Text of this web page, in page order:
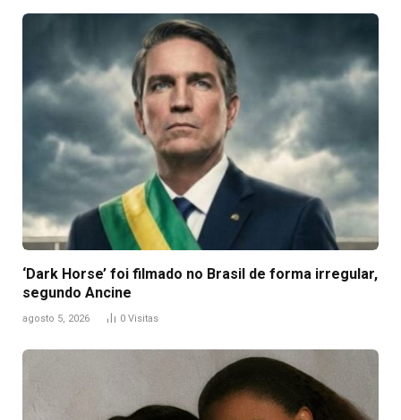
‘Dark Horse’ foi filmado no Brasil de forma irregular,
segundo Ancine
agosto 5, 2026 0 Visitas